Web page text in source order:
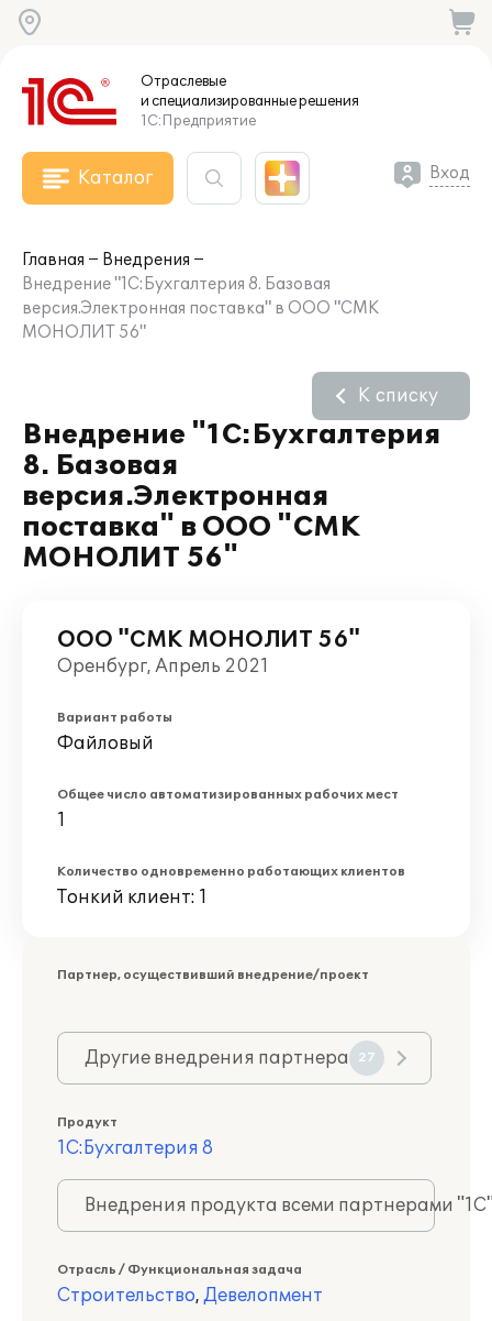
Отраслевые
и специализированныерешения
1С:Предприятие
Каталог Вход
Главная
Внедрения
Внедрение "1С:Бухгалтерия 8. Базовая
версия.Электронная поставка" в ООО "СМК
МОНОЛИТ 56"
Внедрение "1С:Бухгалтерия
8. Базовая
версия.Электронная
поставка" в ООО "СМК
МОНОЛИТ 56"
К списку
ООО "СМК МОНОЛИТ 56"
Оренбург, Апрель 2021
Вариант работы
Файловый
Общее число автоматизированных рабочих мест
1
Количество одновременно работающих клиентов
Тонкий клиент: 1
Партнер, осуществивший внедрение/проект
Другие внедрения партнера 27
Продукт
1С:Бухгалтерия 8
Внедрения продукта всеми партнерами
Отрасль / Функциональная задача
Строительство, Девелопмент